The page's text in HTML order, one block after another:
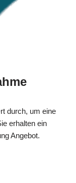
durch, um eine
erhalten ein
Angebot.